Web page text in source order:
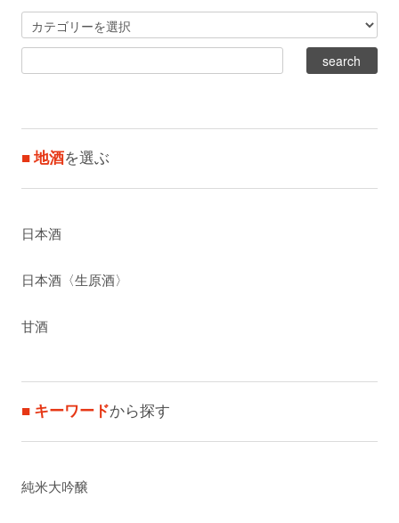
■ 地酒を選ぶ
日本酒
日本酒〈生原酒〉
甘酒
■ キーワードから探す
純米大吟醸